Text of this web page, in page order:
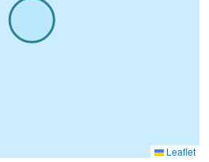
Leaflet